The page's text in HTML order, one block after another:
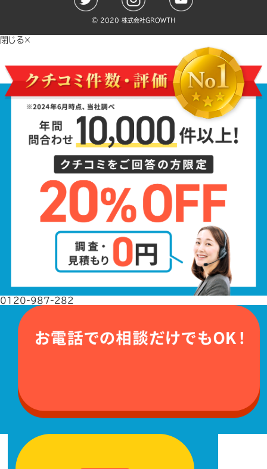
©️ 2020 株式会社GROWTH
閉じる×
0120-987-282